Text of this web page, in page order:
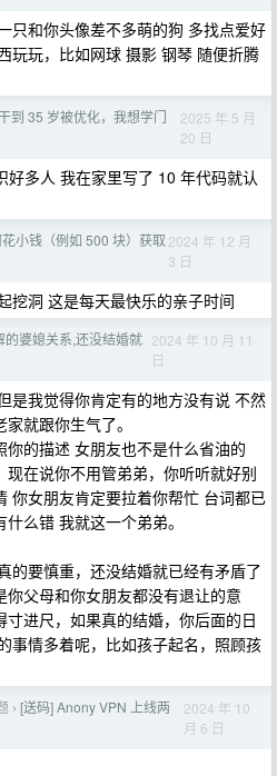
只和你头像差不多萌的狗 多找点爱好
玩玩，比如网球 摄影 钢琴 随便折腾
到 35 岁被优化，我想学门
2025 年 5 月
20 日
好多人 我在家里写了 10 年代码就认
小钱（例如 500 块）获取 2024 年 12 月
3 日
挖洞 这是每天最快乐的亲子时间
的婆媳关系,还没结婚就 2024 年 10 月 11
日
是我觉得你肯定有的地方没有说 不然
就跟你生气了。
的描述 女朋友也不是什么省油的
在说你不用管弟弟，你听听就好别
你女朋友肯定要拉着你帮忙 台词都已
么错 我就这一个弟弟。
的要慎重，还没结婚就已经有矛盾了
父母和你女朋友都没有退让的意
进尺，如果真的结婚，你后面的日
事情多着呢，比如孩子起名，照顾孩
› [送码] Anony VPN 上线两
2024 年 10
月 6 日